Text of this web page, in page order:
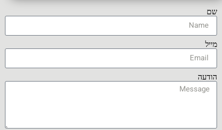
שם
מייל
הודעה